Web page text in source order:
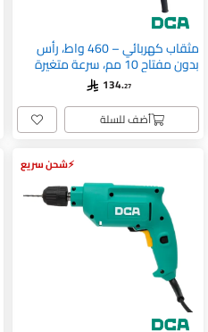
مثقاب كهربائي – 460 واط، رأس
بدون مفتاح 10 مم، سرعة متغيرة
AJZ10-10K
134.27
أضف للسلة
شحن سريع